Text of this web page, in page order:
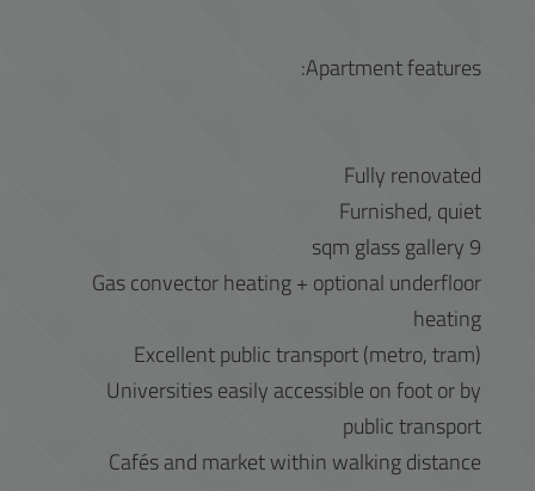
Apartment features:
Fully renovated
Furnished, quiet
9 sqm glass gallery
Gas convector heating + optional underfloor
heating
Excellent public transport (metro, tram)
Universities easily accessible on foot or by
public transport
Cafés and market within walking distance